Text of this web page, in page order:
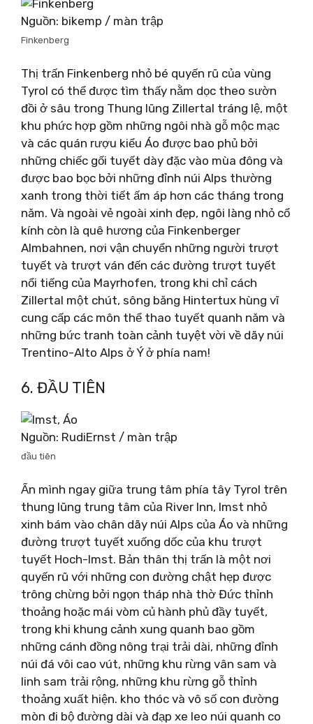
Nguồn: bikemp / màn trập
Finkenberg
Thị trấn Finkenberg nhỏ bé quyến rũ của vùng
Tyrol có thể được tìm thấy nằm dọc theo sườn
đồi ở sâu trong Thung lũng Zillertal tráng lệ, một
khu phức hợp gồm những ngôi nhà gỗ mộc mạc
và các quán rượu kiểu Áo được bao phủ bởi
những chiếc gối tuyết dày đặc vào mùa đông và
được bao bọc bởi những đỉnh núi Alps thường
xanh trong thời tiết ấm áp hơn các tháng trong
năm. Và ngoài vẻ ngoài xinh đẹp, ngôi làng nhỏ cổ
kính còn là quê hương của Finkenberger
Almbahnen, nơi vận chuyển những người trượt
tuyết và trượt ván đến các đường trượt tuyết
nổi tiếng của Mayrhofen, trong khi chỉ cách
Zillertal một chút, sông băng Hintertux hùng vĩ
cung cấp các môn thể thao tuyết quanh năm và
những bức tranh toàn cảnh tuyệt vời về dãy núi
Trentino-Alto Alps ở Ý ở phía nam!
6. ĐẦU TIÊN
Nguồn: RudiErnst / màn trập
đầu tiên
Ẩn mình ngay giữa trung tâm phía tây Tyrol trên
thung lũng trung tâm của River Inn, Imst nhỏ
xinh bám vào chân dãy núi Alps của Áo và những
đường trượt tuyết xuống dốc của khu trượt
tuyết Hoch-Imst. Bản thân thị trấn là một nơi
quyến rũ với những con đường chật hẹp được
trông chừng bởi ngọn tháp nhà thờ Đức thỉnh
thoảng hoặc mái vòm củ hành phủ đầy tuyết,
trong khi khung cảnh xung quanh bao gồm
những cánh đồng nông trại trải dài, những đỉnh
núi đá vôi cao vút, những khu rừng vân sam và
linh sam trải rộng, những khu rừng gỗ thỉnh
thoảng xuất hiện. kho thóc và vô số con đường
mòn đi bộ đường dài và đạp xe leo núi quanh co